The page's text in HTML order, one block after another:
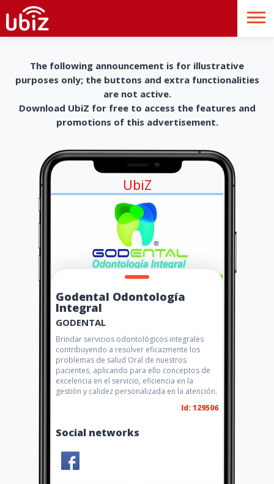
The following announcement is for illustrative
purposes only; the buttons and extra functionalities
are not active.
Download UbiZ for free to access the features and
promotions of this advertisement.
UbiZ
Godental Odontología
Integral
GODENTAL
Brindar servicios odontológicos integrales
contribuyendo a resolver eficazmente los
problemas de salud Oral de nuestros
pacientes, aplicando para ello conceptos de
excelencia en el servicio, eficiencia en la
gestión y calidez personalizada en la atención.
Id: 129506
Social networks